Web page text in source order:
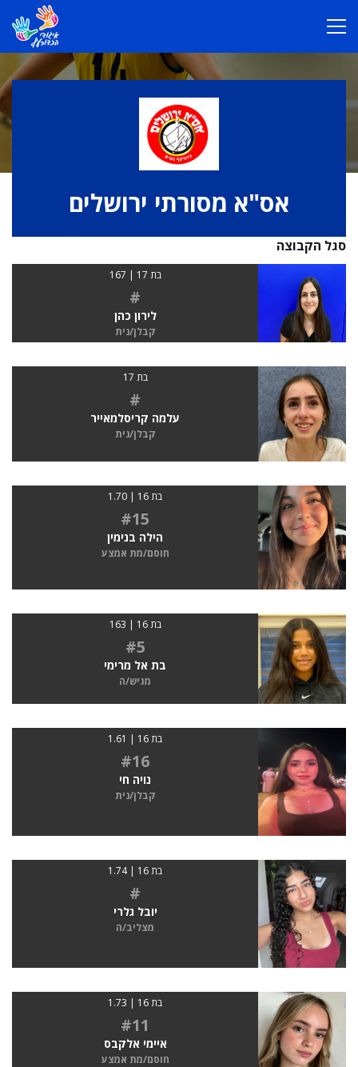
אס"א מסורתי ירושלים
סגל הקבוצה
בת 17 | 167
#
לירון כהן
קבלן/נית
בת 17
#
עלמה קריסלמאייר
קבלן/נית
בת 16 | 1.70
#15
הילה בנימין
חוסם/מת אמצע
בת 16 | 163
#5
בת אל מרימי
מגיש/ה
בת 16 | 1.61
#16
נויה חי
קבלן/נית
בת 16 | 1.74
#
יובל גלרי
מצליב/ה
בת 16 | 1.73
#11
איימי אלקבס
חוסם/מת אמצע